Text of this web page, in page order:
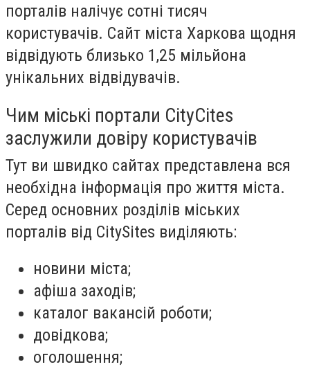
порталів налічує сотні тисяч
користувачів. Сайт міста Харкова щодня
відвідують близько 1,25 мільйона
унікальних відвідувачів.
Чим міські портали CityCites
заслужили довіру користувачів
Тут ви швидко сайтах представлена ​​вся
необхідна інформація про життя міста.
Серед основних розділів міських
порталів від CitySites виділяють:
новини міста;
афіша заходів;
каталог вакансій роботи;
довідкова;
оголошення;